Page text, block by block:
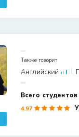
Также говорит
Английский
4.97